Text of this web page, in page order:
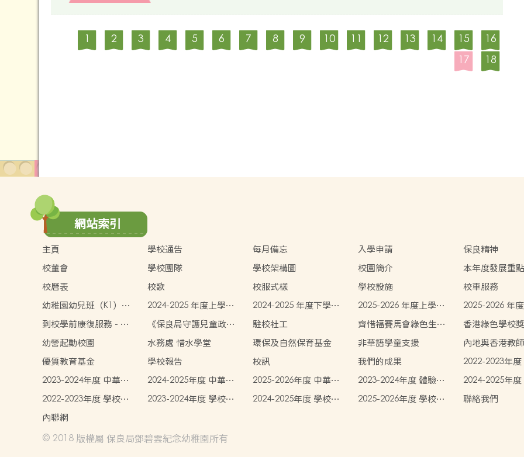
1 2 3 4 5 6 7 8 9 10 11 12 13 14 15
16
17
18
網站索引
主頁 學校通告 每月備忘 入學申請
保良精神
校董會
學校團隊 學校架構圖 校園簡介
本年度發展重點
校曆表
校歌 校服式樣 學校設施
校車服務
幼稚園幼兒班（K1）收
生安排
2024-2025 年度上學期
學生書簿雜費價目表
2024-2025 年度下學期
學生書簿雜費價目表
2025-2026 年度上學期
學生書簿雜費價目表
2025-2026 年
學生書簿雜費
到校學前康復服務 - 傲
翔計劃
《保良局守護兒童政
策》
駐校社工
齊惜福賽馬會綠色生活
教育計劃
香港綠色學校獎
幼營起動校園
水務處 惜水學堂 環保及自然保育基金 非華語學童支援
內地與香港教
協作計劃（體
優質教育基金 學校報告 校訊 我們的成果
2022-2023年
化
2023-2024年度 中華文
化
2024-2025年度 中華文
化
2025-2026年度 中華文
化
2023-2024年度 體驗式
學習
2024-2025年
學習
2022-2023年度 學校活
動
2023-2024年度 學校活
2024-2025年度 學校活
2025-2026年度 學校活
聯絡我們
內聯網
© 2018 版權屬 保良局鄧碧雲紀念幼稚園所有